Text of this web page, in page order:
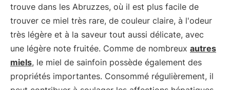
trouve dans les Abruzzes, où il est plus facile de
trouver ce miel très rare, de couleur claire, à l'odeur
très légère et à la saveur tout aussi délicate, avec
une légère note fruitée. Comme de nombreux autres
miels, le miel de sainfoin possède également des
propriétés importantes. Consommé régulièrement, il